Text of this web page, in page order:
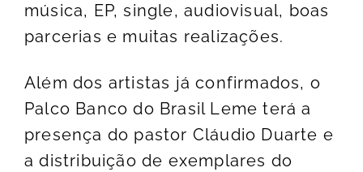
música, EP, single, audiovisual, boas
parcerias e muitas realizações.
Além dos artistas já confirmados, o
Palco Banco do Brasil Leme terá a
presença do pastor Cláudio Duarte e
a distribuição de exemplares do